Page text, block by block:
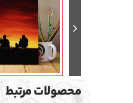
محصولات مرتبط